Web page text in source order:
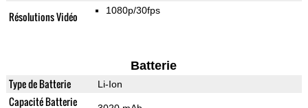
Résolutions Vidéo 1080p/30fps
Batterie
Type de Batterie Li-Ion
Capacité Batterie